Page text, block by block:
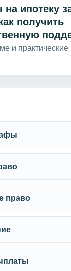
на ипотеку
получить
и практические
право